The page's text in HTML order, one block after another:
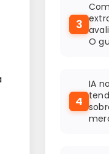
3
O
4
IA